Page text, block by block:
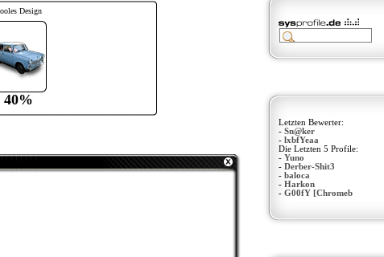
Design
40%
Letzten Bewerter:
- Sn@ker
- lxbfYeaa
Die Letzten 5 Profile:
- Yuno
- Derber-Shit3
- baloca
- Harkon
- G00fY [Chromeb